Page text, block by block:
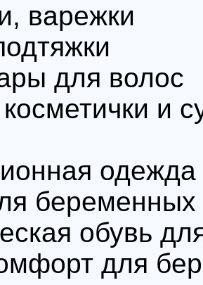
варежки
для волос
и
беременных
обувь
для